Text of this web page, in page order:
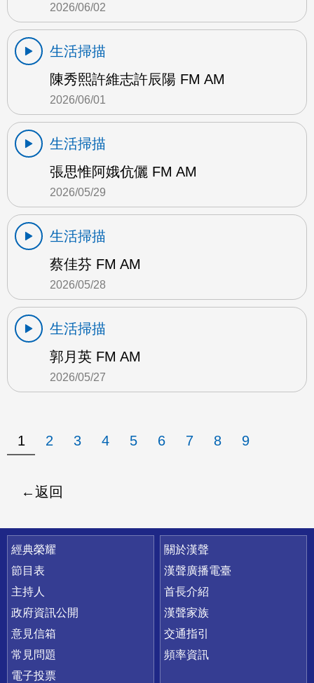
2026/06/02
生活掃描
陳秀熙許維志許辰陽 FM AM
2026/06/01
生活掃描
張思惟阿娥伉儷 FM AM
2026/05/29
生活掃描
蔡佳芬 FM AM
2026/05/28
生活掃描
郭月英 FM AM
2026/05/27
1 2 3 4 5 6 7 8 9
返回
快速連結
經典榮耀
節目表
主持人
政府資訊公開
意見信箱
常見問題
電子投票
關於漢聲
漢聲廣播電臺
首長介紹
漢聲家族
交通指引
頻率資訊